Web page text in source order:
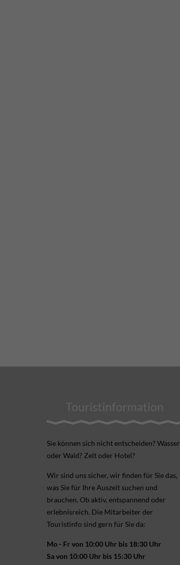
Touristinformation
Sie können sich nicht ent­scheiden? Wasser
oder Wald? Zelt oder Hotel?
Wir sind uns sicher, wir finden für Sie das,
was Sie für Ihre Aus­zeit suchen und
brauchen. Ob aktiv, ent­spannend oder
erlebnis­reich. Die Mitarbeiter der
Touristinfo sind gern für Sie da:
Mo - Fr von 10:00 Uhr bis 18:30 Uhr
Sa von 10:00 Uhr bis 15:30 Uhr